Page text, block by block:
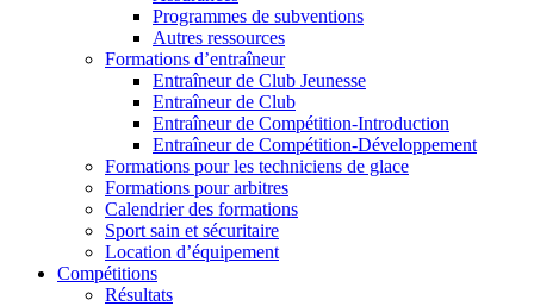
Programmes de subventions
Autres ressources
Formations d’entraîneur
Entraîneur de Club Jeunesse
Entraîneur de Club
Entraîneur de Compétition-Introduction
Entraîneur de Compétition-Développement
Formations pour les techniciens de glace
Formations pour arbitres
Calendrier des formations
Sport sain et sécuritaire
Location d’équipement
Compétitions
Résultats